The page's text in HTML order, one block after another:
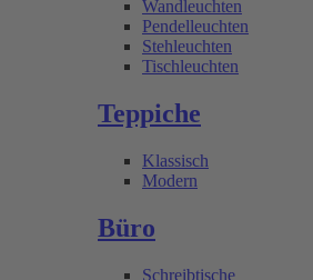
Wandleuchten
Pendelleuchten
Stehleuchten
Tischleuchten
Teppiche
Klassisch
Modern
Büro
Schreibtische